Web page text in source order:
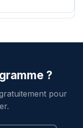
?
pour